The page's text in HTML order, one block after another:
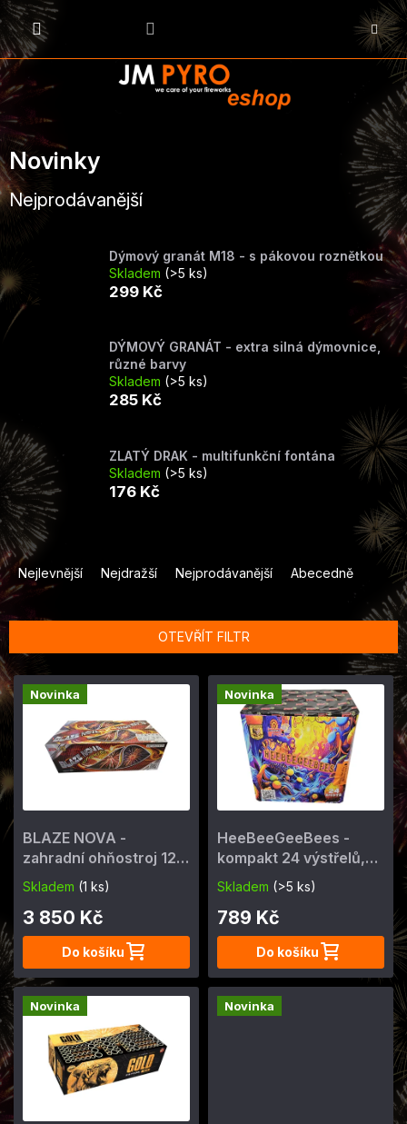
Přejít
na
obsah
KOŠÍK
Novinky
Nejprodávanější
Dýmový granát M18 - s pákovou roznětkou
Skladem (>5 ks)
299 Kč
DÝMOVÝ GRANÁT - extra silná dýmovnice,
různé barvy
Skladem (>5 ks)
285 Kč
ZLATÝ DRAK - multifunkční fontána
Skladem (>5 ks)
176 Kč
Ř
a
z
e
í
p
r
o
k
t
Nejlevnější Nejdražší Nejprodávanější Abecedně
OTEVŘÍT FILTR
V
ý
p
r
o
Novinka
BLAZE NOVA -
zahradní ohňostroj 127
výstřelů
Skladem (1 ks)
3 850 Kč
Do košíku
Novinka
HeeBeeGeeBees -
kompakt 24 výstřelů,
cal. 30mm
Skladem (>5 ks)
789 Kč
Do košíku
Novinka Novinka